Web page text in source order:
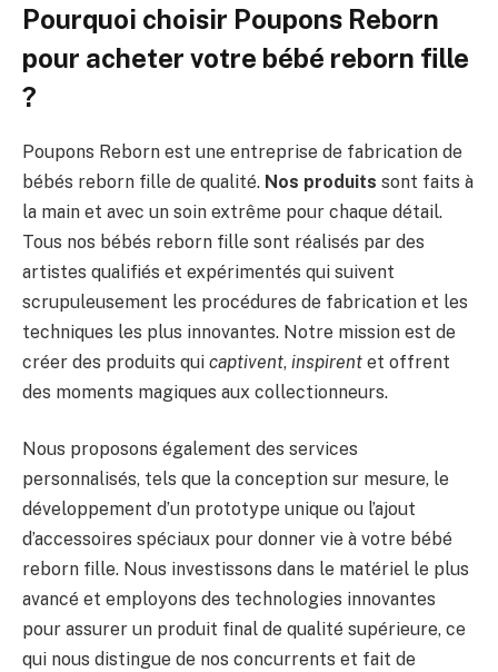
Pourquoi choisir Poupons Reborn
pour acheter votre bébé reborn fille
?
Poupons Reborn est une entreprise de fabrication de
bébés reborn fille de qualité. Nos produits sont faits à
la main et avec un soin extrême pour chaque détail.
Tous nos bébés reborn fille sont réalisés par des
artistes qualifiés et expérimentés qui suivent
scrupuleusement les procédures de fabrication et les
techniques les plus innovantes. Notre mission est de
créer des produits qui captivent, inspirent et offrent
des moments magiques aux collectionneurs.
Nous proposons également des services
personnalisés, tels que la conception sur mesure, le
développement d’un prototype unique ou l’ajout
d’accessoires spéciaux pour donner vie à votre bébé
reborn fille. Nous investissons dans le matériel le plus
avancé et employons des technologies innovantes
pour assurer un produit final de qualité supérieure, ce
qui nous distingue de nos concurrents et fait de